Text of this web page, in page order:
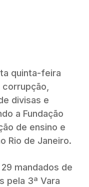
quinta-feira
corrupção,
divisas e
a Fundação
de ensino e
Rio de Janeiro.
mandados de
pela 3ª Vara